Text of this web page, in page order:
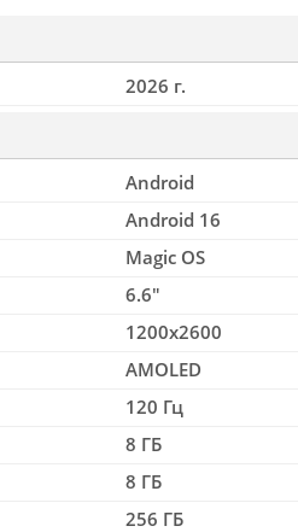
2026 г.
Android
Android 16
Magic OS
6.6"
1200x2600
AMOLED
120 Гц
8 ГБ
8 ГБ
256 ГБ